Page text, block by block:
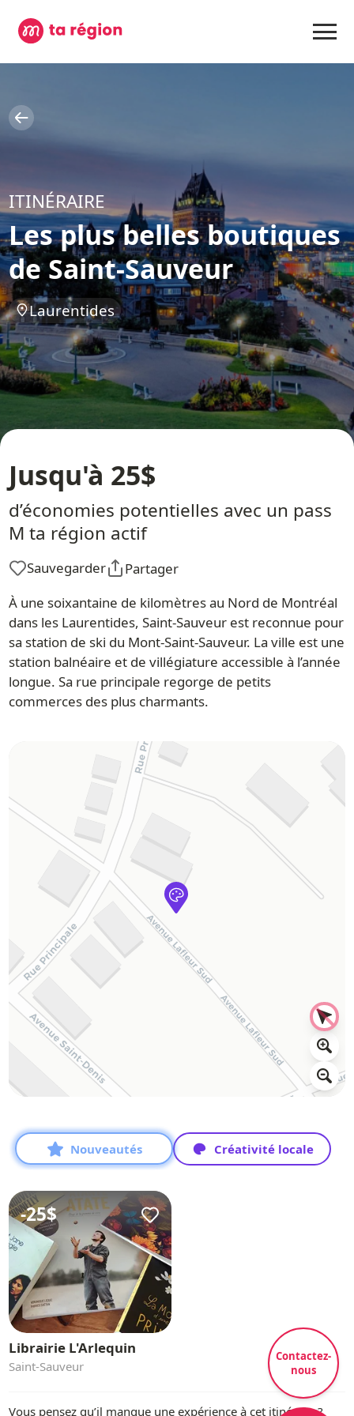
ITINÉRAIRE
Les plus belles boutiques
de Saint-Sauveur
Laurentides
Jusqu'à 25$
d’économies potentielles avec un pass
M ta région actif
Sauvegarder
Partager
À une soixantaine de kilomètres au Nord de Montréal
dans les Laurentides, Saint-Sauveur est reconnue pour
sa station de ski du Mont-Saint-Sauveur. La ville est une
station balnéaire et de villégiature accessible à l’année
longue. Sa rue principale regorge de petits
commerces des plus charmants.
Nouveautés Créativité locale
-25$
Librairie L'Arlequin
Saint-Sauveur
Vous pensez qu’il manque une expérience à cet itinéraire?
Contactez-
nous